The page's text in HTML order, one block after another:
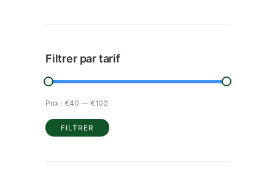
Filtrer par tarif
min
max
FILTRER
Prix :€40—€100